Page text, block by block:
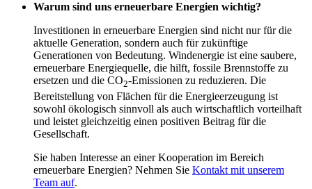
Warum sind uns erneuerbare Energien wichtig?
Investitionen in erneuerbare Energien sind nicht nur für die
aktuelle Generation, sondern auch für zukünftige
Generationen von Bedeutung. Windenergie ist eine saubere,
erneuerbare Energiequelle, die hilft, fossile Brennstoffe zu
ersetzen und die CO2-Emissionen zu reduzieren. Die
Bereitstellung von Flächen für die Energieerzeugung ist
sowohl ökologisch sinnvoll als auch wirtschaftlich vorteilhaft
und leistet gleichzeitig einen positiven Beitrag für die
Gesellschaft.
Sie haben Interesse an einer Kooperation im Bereich
erneuerbare Energien? Nehmen Sie Kontakt mit unserem
Team auf.